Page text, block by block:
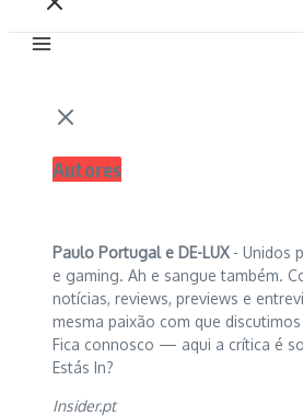
Autores
Paulo Portugal e DE-LUX - Unidos
e gaming. Ah e sangue também.
notícias, reviews, previews e
mesma paixão com que
Fica connosco — aqui a crítica é
Estás In?
Insider.pt